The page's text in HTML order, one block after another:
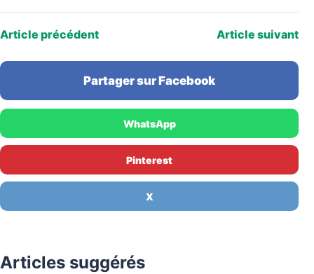
Article précédent Article suivant
Partager sur Facebook
WhatsApp
Pinterest
X
Articles suggérés